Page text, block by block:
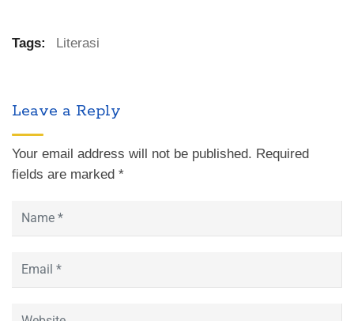
Tags: Literasi
Leave a Reply
Your email address will not be published. Required
fields are marked *